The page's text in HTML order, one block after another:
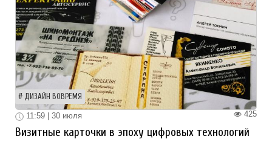
ДИЗАЙН ВОВРЕМЯ
425
11:59 | 30 июля
Визитные карточки в эпоху цифровых технологий